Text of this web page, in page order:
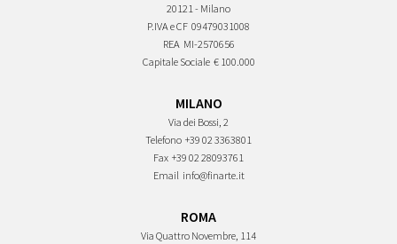
20121 - Milano
P.IVA e CF 09479031008
REA MI-2570656
Capitale Sociale € 100.000
MILANO
Via dei Bossi, 2
Telefono +39 02 3363801
Fax +39 02 28093761
Email info@finarte.it
ROMA
Via Quattro Novembre, 114